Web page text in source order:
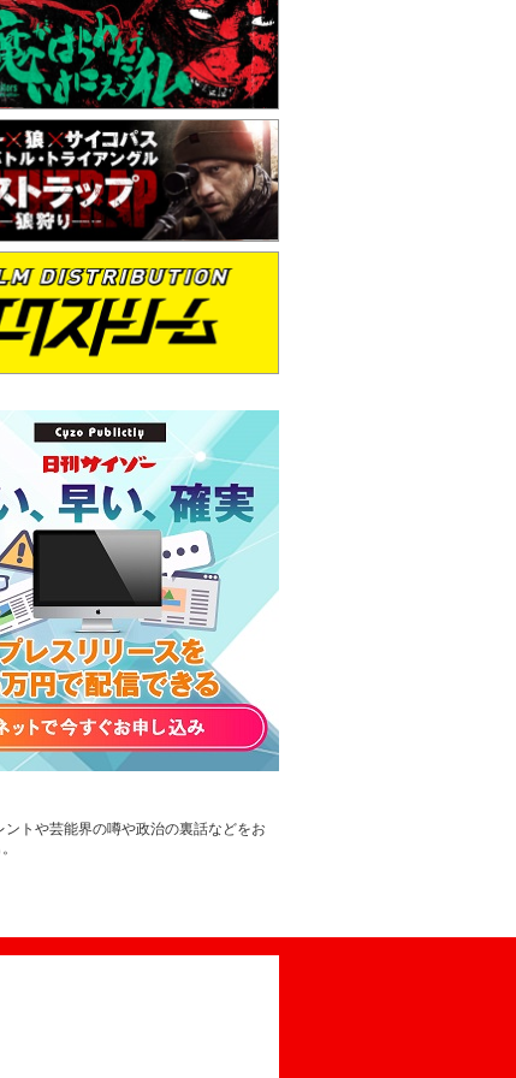
トや芸能界の噂や政治の裏話などをお